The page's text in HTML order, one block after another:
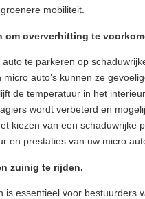
mobiliteit.
om oververhitting te
te parkeren op
auto’s kunnen ze
de temperatuur in het
wordt verbeterd en
kiezen van een schaduwrijke
en prestaties van uw micro
zuinig te rijden.
essentieel voor bestuurders